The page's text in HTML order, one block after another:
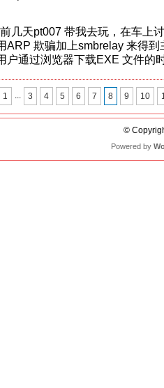
几天pt007 带我去玩，在车上
ARP 欺骗加上smbrelay 来得
户通过浏览器下载EXE 文件的
1 3 4 5 6 7 8 9 10
©
Powered by